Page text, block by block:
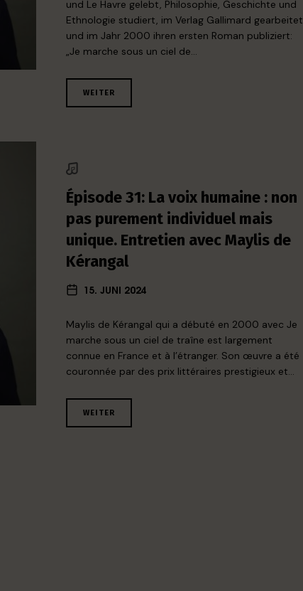
und Le Havre gelebt, Philosophie, Geschichte und
Ethnologie studiert, im Verlag Gallimard gearbeitet
und im Jahr 2000 ihren ersten Roman publiziert:
„Je marche sous un ciel de…
WEITER
Épisode 31: La voix humaine : non
pas purement individuel mais
unique. Entretien avec Maylis de
Kérangal
15. JUNI 2024
Maylis de Kérangal qui a débuté en 2000 avec Je
marche sous un ciel de traîne est largement
connue en France et à l’étranger. Son œuvre a été
couronnée par des prix littéraires prestigieux et…
WEITER